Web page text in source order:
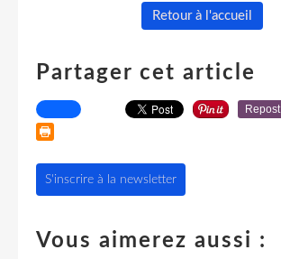
Retour à l'accueil
Partager cet article
Repost
S'inscrire à la newsletter
Vous aimerez aussi :